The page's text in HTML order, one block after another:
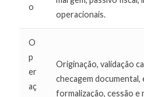
o
operacionais.
O
p
er
aç
Originação, validação
checagem documental,
formalização, cessão